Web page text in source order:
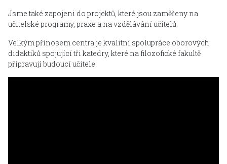
Jsme také zapojeni do projektů, které jsou zaměřeny na
učitelské programy, praxe a na vzdělávání učitelů.
Velkým přínosem centra je kvalitní spolupráce oborových
didaktiků spojující tři katedry, které na filozofické fakultě
připravují budoucí učitele.